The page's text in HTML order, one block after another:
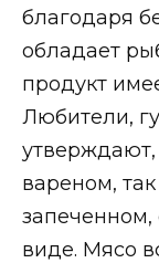
благодаря
обладает
продукт
Любители,
утверждают,
вареном,
виде. Мясо